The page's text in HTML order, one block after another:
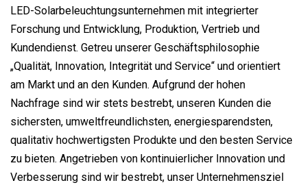
LED-Solarbeleuchtungsunternehmen mit integrierter
Forschung und Entwicklung, Produktion, Vertrieb und
Kundendienst. Getreu unserer Geschäftsphilosophie
„Qualität, Innovation, Integrität und Service“ und orientiert
am Markt und an den Kunden. Aufgrund der hohen
Nachfrage sind wir stets bestrebt, unseren Kunden die
sichersten, umweltfreundlichsten, energiesparendsten,
qualitativ hochwertigsten Produkte und den besten Service
zu bieten. Angetrieben von kontinuierlicher Innovation und
Verbesserung sind wir bestrebt, unser Unternehmensziel